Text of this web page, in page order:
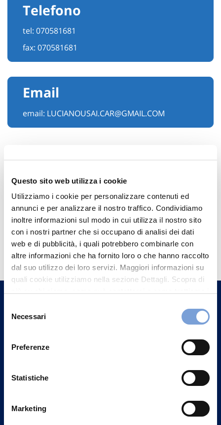
Questo sito web utilizza i cookie
Utilizziamo i cookie per personalizzare contenuti ed
annunci e per analizzare il nostro traffico. Condividiamo
inoltre informazioni sul modo in cui utilizza il nostro sito
con i nostri partner che si occupano di analisi dei dati
web e di pubblicità, i quali potrebbero combinarle con
altre informazioni che ha fornito loro o che hanno raccolto
dal suo utilizzo dei loro servizi. Maggiori informazioni su
quali cookie utilizziamo nella sezione Dettagli. Scopra di
può trovare nel footer del sito nella sezione "Informativa
delNecessari
Preferenze
Statistiche
Marketing
Telefono
tel: 070581681
fax: 070581681
Email
email: LUCIANOUSAI.CAR@GMAIL.COM
Hai bisogno di
informazioni?
Trova l'Agenzia più vicina a te e parla con
Contattaci